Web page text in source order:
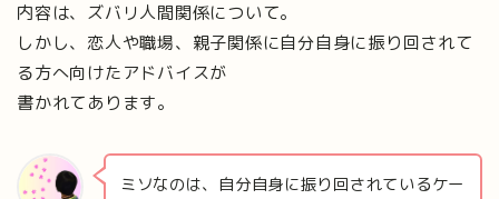
内容は、ズバリ人間関係について。
しかし、恋人や職場、親子関係に自分自身に振り回されて
る方へ向けたアドバイスが
書かれてあります。
ミソなのは、自分自身に振り回されているケー